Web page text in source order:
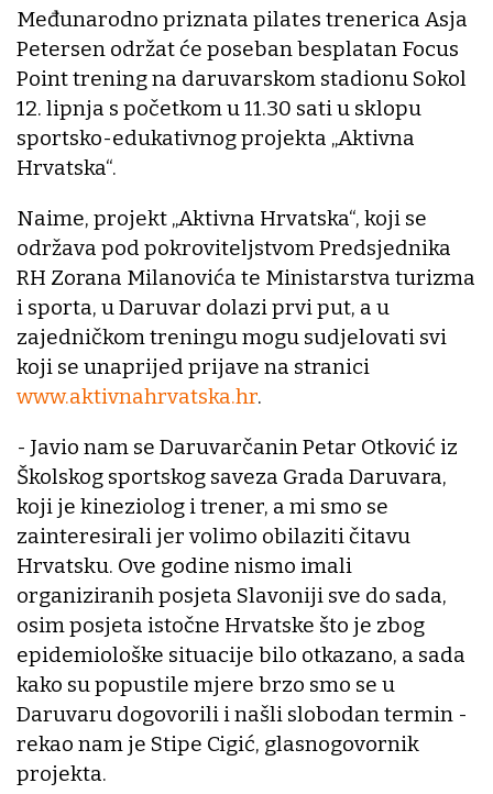
Međunarodno priznata pilates trenerica Asja
Petersen održat će poseban besplatan Focus
Point trening na daruvarskom stadionu Sokol
12. lipnja s početkom u 11.30 sati u sklopu
sportsko-edukativnog projekta „Aktivna
Hrvatska“.
Naime, projekt „Aktivna Hrvatska“, koji se
održava pod pokroviteljstvom Predsjednika
RH Zorana Milanovića te Ministarstva turizma
i sporta, u Daruvar dolazi prvi put, a u
zajedničkom treningu mogu sudjelovati svi
koji se unaprijed prijave na stranici
www.aktivnahrvatska.hr.
- Javio nam se Daruvarčanin Petar Otković iz
Školskog sportskog saveza Grada Daruvara,
koji je kineziolog i trener, a mi smo se
zainteresirali jer volimo obilaziti čitavu
Hrvatsku. Ove godine nismo imali
organiziranih posjeta Slavoniji sve do sada,
osim posjeta istočne Hrvatske što je zbog
epidemiološke situacije bilo otkazano, a sada
kako su popustile mjere brzo smo se u
Daruvaru dogovorili i našli slobodan termin -
rekao nam je Stipe Cigić, glasnogovornik
projekta.